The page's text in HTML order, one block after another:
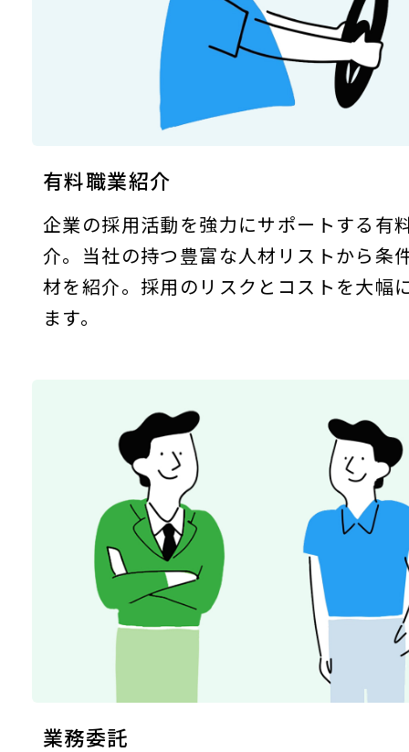
有料職業紹介
企業の採用活動を強力にサポートする有
介。当社の持つ豊富な人材リストから条
材を紹介。採用のリスクとコストを大幅
ます。
業務委託